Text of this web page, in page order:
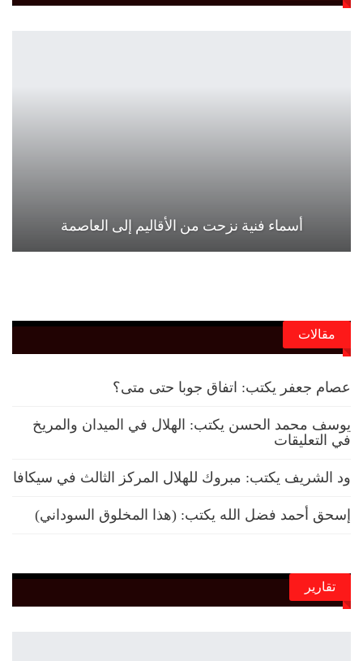
أسماء فنية نزحت من الأقاليم إلى العاصمة
مقالات
عصام جعفر يكتب: اتفاق جوبا حتى متى؟
يوسف محمد الحسن يكتب: الهلال في الميدان والمريخ
في التعليقات
ود الشريف يكتب: مبروك للهلال المركز الثالث في سيكافا
إسحق أحمد فضل الله يكتب: (هذا المخلوق السوداني)
تقارير